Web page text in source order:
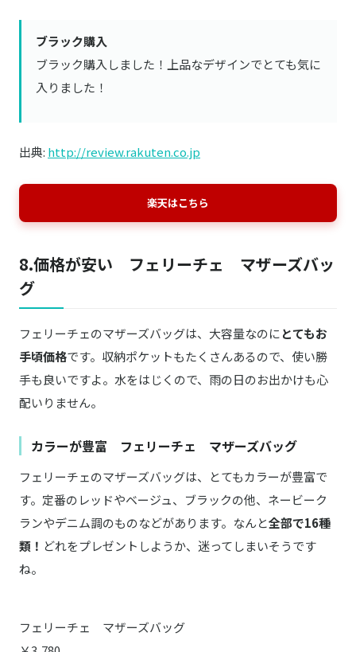
ブラック購入
ブラック購入しました！上品なデザインでとても気に
入りました！
出典: http://review.rakuten.co.jp
楽天はこちら
8.価格が安い フェリーチェ マザーズバッ
グ
フェリーチェのマザーズバッグは、大容量なのにとてもお
手頃価格です。収納ポケットもたくさんあるので、使い勝
手も良いですよ。水をはじくので、雨の日のお出かけも心
配いりません。
カラーが豊富 フェリーチェ マザーズバッグ
フェリーチェのマザーズバッグは、とてもカラーが豊富で
す。定番のレッドやベージュ、ブラックの他、ネービーク
ランやデニム調のものなどがあります。なんと全部で16種
類！ どれをプレゼントしようか、迷ってしまいそうです
ね。
フェリーチェ マザーズバッグ